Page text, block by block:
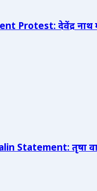
Protest: देवेंद्र नाथ
Statement: तृषा